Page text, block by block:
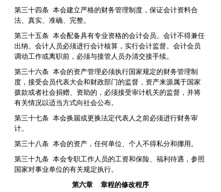
第三十四条 本会建立严格的财务管理制度，保证会计资料合
法、真实、准确、完整。
第三十五条 本会配备具有专业资格的会计会员。会计不得兼任
出纳。会计人员必须进行会计核算，实行会计监督。会计会员
调动工作或离职前，必须与接管人员办清交接手续。
第三十六条 本会的资产管理必须执行国家规定的财务管理制
度，接受会员代表大会和财政部门的监督，资产来源属于国家
拨款或者社会捐赠、资助的，必须接受审计机关的监督，并将
有关情况以适当方式向社会公布。
第三十七条 本会换届或更换法定代表人之前必须进行财务审
计。
第三十八条 本会的资产，任何单位、个人不得私分和挪用。
第三十九条 本会专职工作人员的工资和保险、福利待遇，参照
国家对事业单位的有关规定执行。
第六章 章程的修改程序